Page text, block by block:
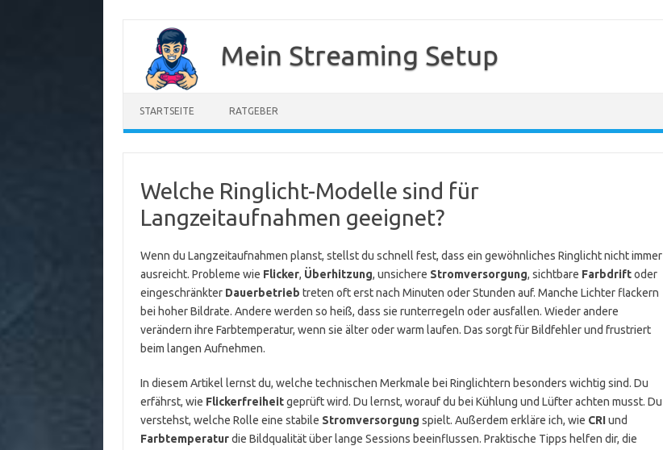
springen
Mein Streaming Setup
STARTSEITE RATGEBER
Welche Ringlicht-Modelle sind für
Langzeitaufnahmen geeignet?
Wenn du Langzeitaufnahmen planst, stellst du schnell fest, dass ein gewöhnliches Ringlicht nicht immer
ausreicht. Probleme wie Flicker, Überhitzung, unsichere Stromversorgung, sichtbare Farbdriftoder
eingeschränkter Dauerbetrieb treten oft erst nach Minuten oder Stunden auf. Manche Lichter flackern
bei hoher Bildrate. Andere werden so heiß, dass sie runterregeln oder ausfallen. Wieder andere
verändern ihre Farbtemperatur, wenn sie älter oder warm laufen. Das sorgt für Bildfehler und frustriert
beim langen Aufnehmen.
In diesem Artikel lernst du, welche technischen Merkmale bei Ringlichtern besonders wichtig sind. Du
erfährst, wie Flickerfreiheitgeprüft wird. Du lernst, worauf du bei Kühlung und Lüfter achten musst. Du
verstehst, welche Rolle eine stabile Stromversorgung spielt. Außerdem erkläre ich, wie CRIund
Farbtemperaturdie Bildqualität über lange Sessions beeinflussen. Praktische Tipps helfen dir, die